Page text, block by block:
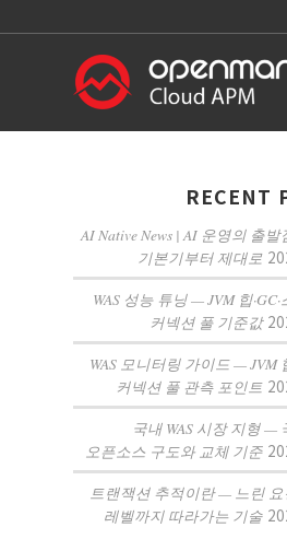
RECENT
AI Native News | AI 운영의 출
기본기부터 제대로
WAS 성능 튜닝 — JVM 힙·GC·
커넥션 풀 기준값
WAS 모니터링 가이드 — JVM
커넥션 풀 관측 포인트
국내 WAS 시장 지형 —
오픈소스 구도와 교체 기준
트랜잭션 추적이란 — 느린
레벨까지 따라가는 기술